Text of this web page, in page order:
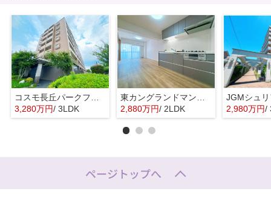
3,280万円/ 3LDK
2,880万円/ 2LDK 2,980万円/
ページトップへ